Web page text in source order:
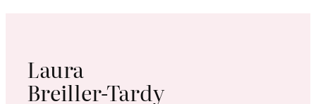
Laura
Breiller-Tardy